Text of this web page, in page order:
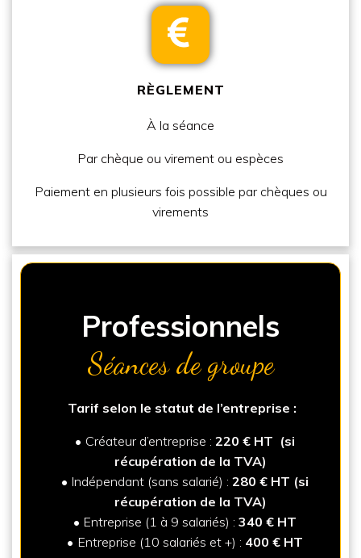
RÈGLEMENT
À la séance
Par chèque ou virement ou espèces
Paiement en plusieurs fois possible par chèques ou
virements
Professionnels
Séances de groupe
Tarif selon le statut de l’entreprise :
Créateur d’entreprise : 220 € HT (si
récupération de la TVA)
Indépendant (sans salarié) :280 € HT (si
récupération de la TVA)
Entreprise (1 à 9 salariés) :340 € HT
Entreprise (10 salariés et +) : 400 € HT